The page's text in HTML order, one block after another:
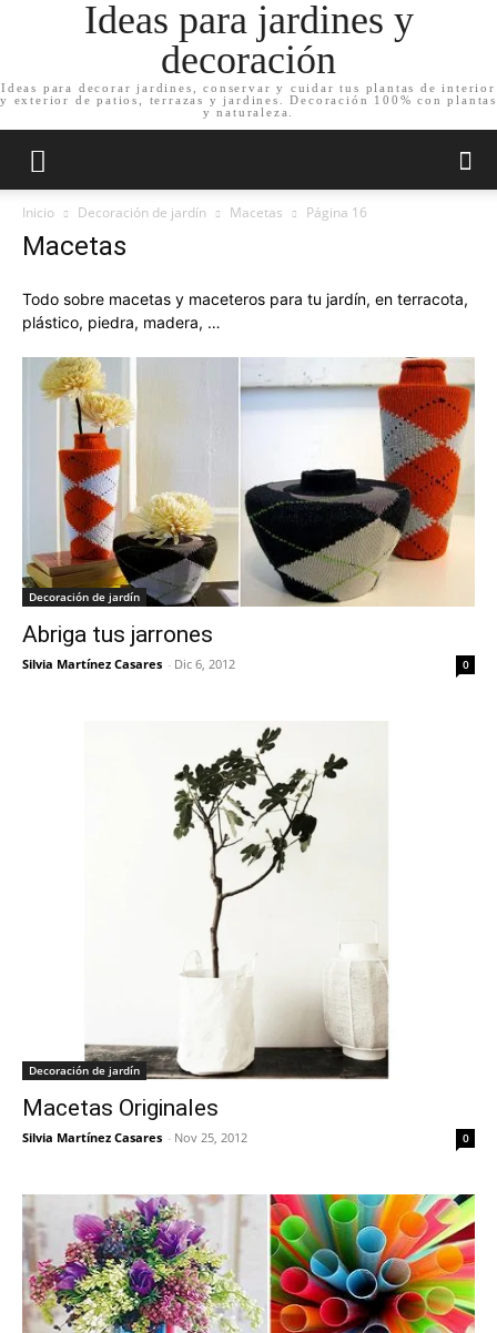
Ideas para jardines y
decoración
Ideas para decorar jardines, conservar y cuidar tus plantas de interior
y exterior de patios, terrazas y jardines. Decoración 100% con plantas
y naturaleza.
Inicio Decoración de jardín Macetas Página 16
Macetas
Todo sobre macetas y maceteros para tu jardín, en terracota,
plástico, piedra, madera, …
Decoración de jardín
Abriga tus jarrones
Silvia Martínez Casares - Dic 6, 2012 0
Decoración de jardín
Macetas Originales
Silvia Martínez Casares - Nov 25, 2012 0